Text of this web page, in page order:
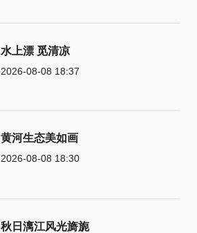
水上漂 觅清凉
2026-08-08 18:37
黄河生态美如画
2026-08-08 18:30
秋日漓江风光旖旎